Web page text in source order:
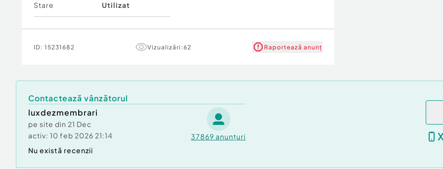
Stare Utilizat
ID: 15231682 Vizualizări:62 Raportează anunț
Contactează vânzătorul
luxdezmembrari
pe site din 21 Dec
activ: 10 feb 2026 21:14 37869 anunțuri
Nu există recenzii